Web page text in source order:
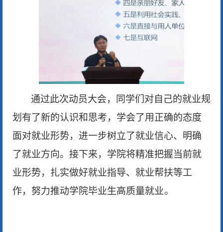
通过此次动员大会，同学们对自己的就业规
划有了新的认识和思考，学会了用正确的态度
面对就业形势，进一步树立了就业信心、明确
了就业方向。接下来，学院将精准把握当前就
业形势，扎实做好就业指导、就业帮扶等工
作，努力推动学院毕业生高质量就业。